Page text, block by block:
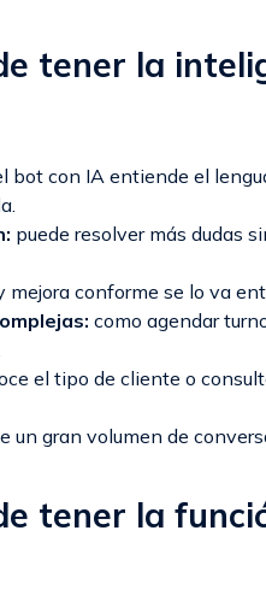
tener la
bot con IA entiende el
puede resolver más dudas
mejora conforme se lo va
como agendar
el tipo de cliente o
un gran volumen de
tener la